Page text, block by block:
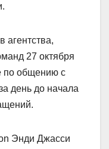
агентства,
27 октября
по общению с
день до начала
Энди Джасси